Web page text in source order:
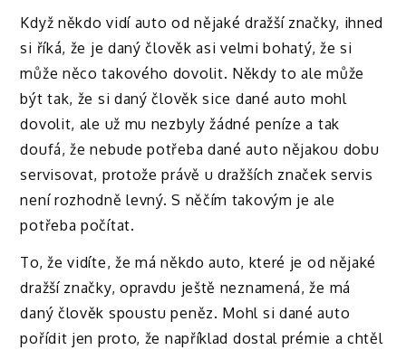
Když někdo vidí auto od nějaké dražší značky, ihned
si říká, že je daný člověk asi velmi bohatý, že si
může něco takového dovolit. Někdy to ale může
být tak, že si daný člověk sice dané auto mohl
dovolit, ale už mu nezbyly žádné peníze a tak
doufá, že nebude potřeba dané auto nějakou dobu
servisovat, protože právě u dražších značek servis
není rozhodně levný. S něčím takovým je ale
potřeba počítat.
To, že vidíte, že má někdo auto, které je od nějaké
dražší značky, opravdu ještě neznamená, že má
daný člověk spoustu peněz. Mohl si dané auto
pořídit jen proto, že například dostal prémie a chtěl